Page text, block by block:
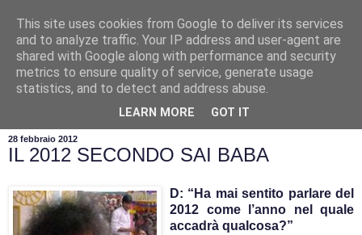
28 febbraio 2012
IL 2012 SECONDO SAI BABA
D: “Ha mai sentito parlare del
2012 come l’anno nel quale
accadrà qualcosa?”
This site uses cookies from Google to deliver its services
and to analyze traffic. Your IP address and user-agent are
shared with Google along with performance and security
metrics to ensure quality of service, generate usage
statistics, and to detect and address abuse.
LEARN MORE GOT IT